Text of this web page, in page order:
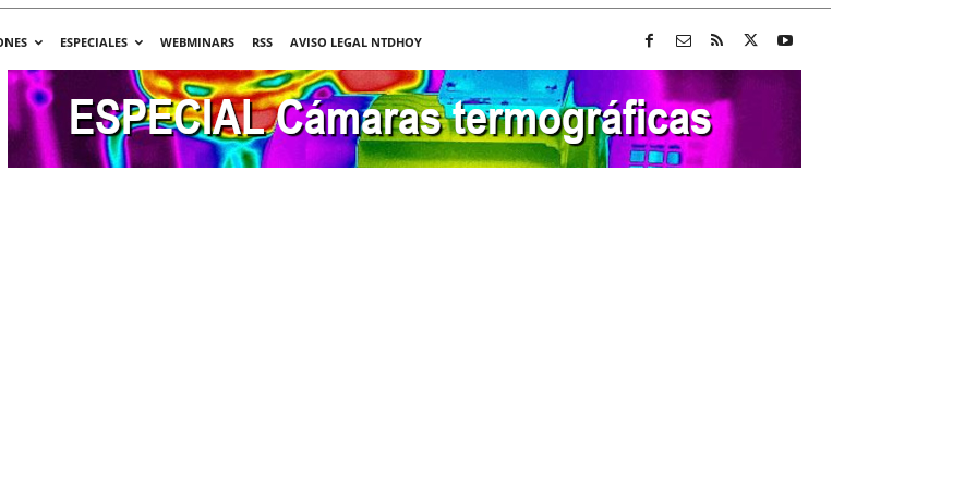
ESPECIALES WEBMINARS RSS
AVISO LEGAL NTDHOY